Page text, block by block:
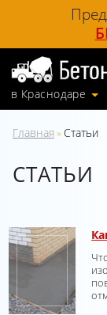
в Краснодаре
Главная » Статьи
СТАТЬИ